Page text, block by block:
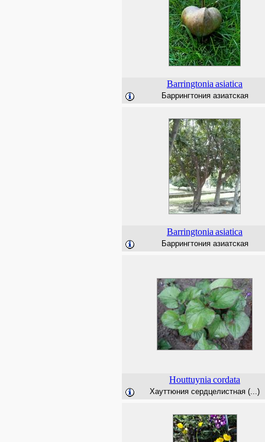
Barringtonia asiatica
Баррингтония азиатская
Barringtonia asiatica
Баррингтония азиатская
Houttuynia cordata
Хауттюния сердцелистная (...)